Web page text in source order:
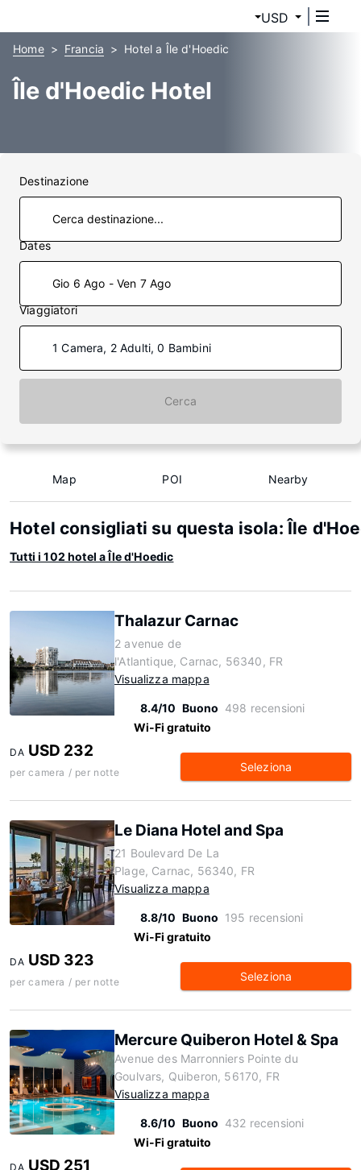
USD
Home Francia Hotel a Île d'Hoedic
Île d'Hoedic Hotel
Destinazione
Dates
Gio 6 Ago - Ven 7 Ago
Viaggiatori
1 Camera, 2 Adulti, 0 Bambini
Cerca
Map POI Nearby
Hotel consigliati su questa isola: Île
Tutti i 102 hotel a Île d'Hoedic
Thalazur Carnac
2 avenue de
l'Atlantique, Carnac, 56340, FR
Visualizza mappa
8.4/10 Buono 498 recensioni
Wi-Fi gratuito
DA USD 232
per camera / per notte Seleziona
Le Diana Hotel and Spa
21 Boulevard De La
Plage, Carnac, 56340, FR
Visualizza mappa
8.8/10 Buono 195 recensioni
Wi-Fi gratuito
DA USD 323
per camera / per notte Seleziona
Mercure Quiberon Hotel & Spa
Avenue des Marronniers Pointe du
Goulvars, Quiberon, 56170, FR
Visualizza mappa
8.6/10 Buono 432 recensioni
Wi-Fi gratuito
DA USD 251